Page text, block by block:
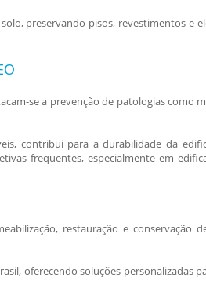
preservando pisos, revestimentos e
se a prevenção de patologias como
contribui para a durabilidade da
frequentes, especialmente em
restauração e conservação
oferecendo soluções personalizadas